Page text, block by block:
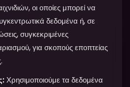
οι οποίες μπορεί να
δεδομένα ή, σε
συγκεκριμένες
για σκοπούς εποπτείας
Χρησιμοποιούμε τα δεδομένα